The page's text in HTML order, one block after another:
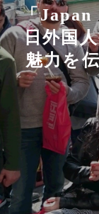
「
日外国
魅力を